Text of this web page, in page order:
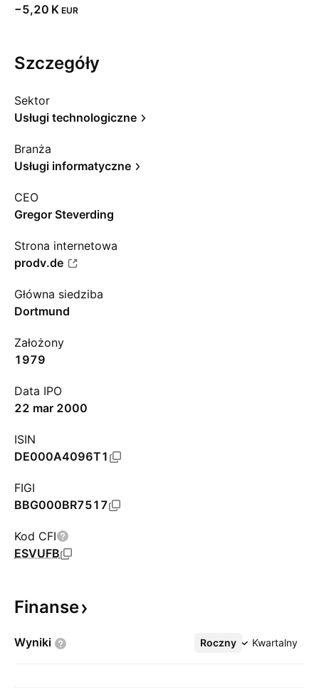
‪−5,20 K‬ EUR
Szczegóły
Sektor
Usługi technologiczne
Branża
Usługi informatyczne
CEO
Gregor Steverding
Strona internetowa
prodv.de
Główna siedziba
Dortmund
Założony
1979
Data IPO
22 mar 2000
ISIN
DE000A4096T1
FIGI
BBG000BR7517
Kod CFI
ESVUFB
Finanse
Wyniki Roczny Kwartalny
Więcej